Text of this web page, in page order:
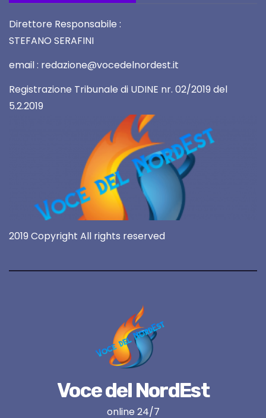
Direttore Responsabile :
STEFANO SERAFINI
email : redazione@vocedelnordest.it
Registrazione Tribunale di UDINE nr. 02/2019 del
5.2.2019
2019 Copyright All rights reserved
Voce del NordEst
online 24/7